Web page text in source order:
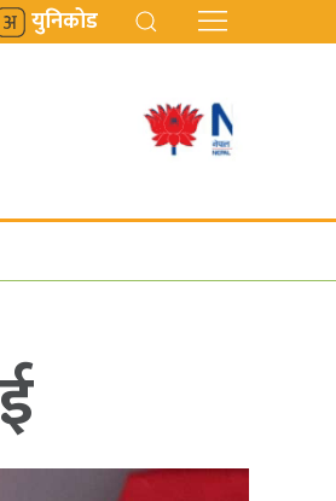
युनिकोड